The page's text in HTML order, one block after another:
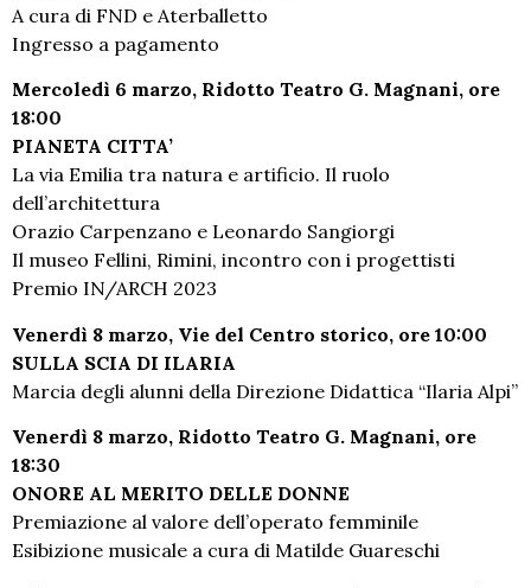
A cura di FND e Aterballetto
Ingresso a pagamento
Mercoledì 6 marzo, Ridotto Teatro G. Magnani, ore
18:00
PIANETA CITTA’
La via Emilia tra natura e artificio. Il ruolo
dell’architettura
Orazio Carpenzano e Leonardo Sangiorgi
Il museo Fellini, Rimini, incontro con i progettisti
Premio IN/ARCH 2023
Venerdì 8 marzo, Vie del Centro storico, ore 10:00
SULLA SCIA DI ILARIA
Marcia degli alunni della Direzione Didattica “Ilaria Alpi”
Venerdì 8 marzo, Ridotto Teatro G. Magnani, ore
18:30
ONORE AL MERITO DELLE DONNE
Premiazione al valore dell’operato femminile
Esibizione musicale a cura di Matilde Guareschi